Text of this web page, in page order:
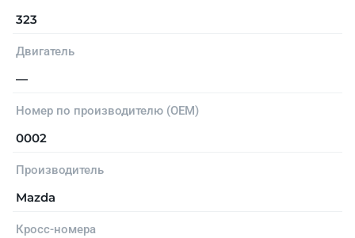
323
Двигатель
—
Номер по производителю (OEM)
0002
Производитель
Mazda
Кросс-номера